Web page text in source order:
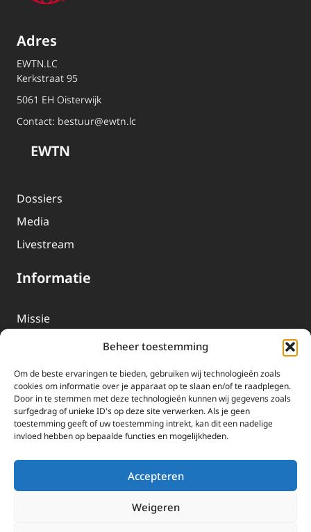
Beheer toestemming
Om de beste ervaringen te bieden, gebruiken wij technologieën zoals
cookies om informatie over je apparaat op te slaan en/of te raadplegen.
Door in te stemmen met deze technologieën kunnen wij gegevens zoals
surfgedrag of unieke ID's op deze site verwerken. Als je geen
toestemming geeft of uw toestemming intrekt, kan dit een nadelige
invloed hebben op bepaalde functies en mogelijkheden.
Accepteren
Weigeren
Adres
EWTN.LC
Kerkstraat 95
5061 EH Oisterwijk
Contact: bestuur@ewtn.lc
EWTN
Dossiers
Media
Livestream
Informatie
Missie
EWTN-Team
Organisatiegegevens
Doneren
EWTN wordt uitsluitend gefinancierd door uw donaties.
Wij ontvangen bewust geen advertentie-inkomsten of